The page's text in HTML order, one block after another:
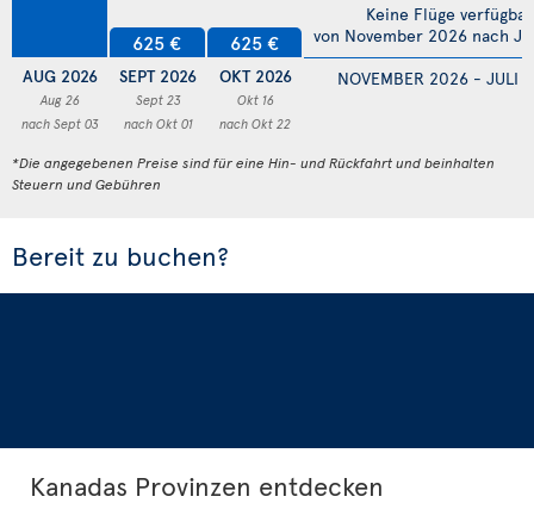
AUG 2026
Aug 26
nach Sept 03
625 €
SEPT 2026
Sept 23
nach Okt 01
625 €
OKT 2026
Okt 16
nach Okt 22
NOVEMBER 2026 - JULI
Keine Flüge verfügbar
von November 2026 nach
*Die angegebenen Preise sind für eine Hin- und Rückfahrt und beinhalten
Steuern und Gebühren
Bereit zu buchen?
Kanadas Provinzen entdecken